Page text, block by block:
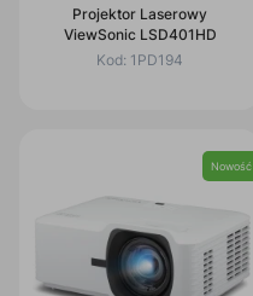
Projektor Laserowy
ViewSonic LSD401HD
Kod: 1PD194
Nowość